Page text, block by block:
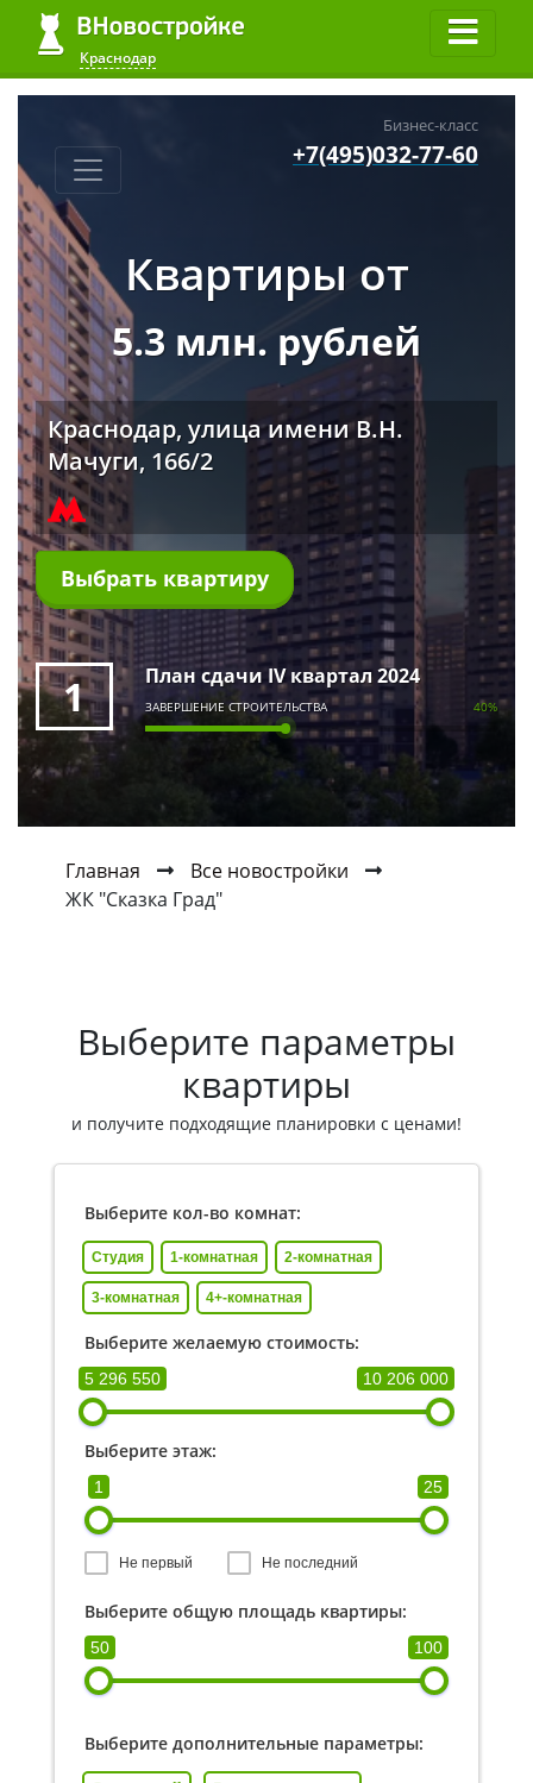
Краснодар
Бизнес-класс
+7(495)032-77-60
Квартиры от
5.3 млн. рублей
Краснодар, улица имени В.Н.
Мачуги, 166/2
Выбрать квартиру
1 План сдачи IV квартал 2024
ЗАВЕРШЕНИЕ СТРОИТЕЛЬСТВА 40%
Главная
Все новостройки
ЖК "Сказка Град"
Выберите параметры
квартиры
и получите подходящие планировки с ценами!
Выберите кол-во комнат:
Студия 1-комнатная 2-комнатная
3-комнатная 4+-комнатная
Выберите желаемую стоимость:
5 296 550 10 206 000
Выберите этаж:
1 25
Не первый Не последний
Выберите общую площадь квартиры:
50 100
Выберите дополнительные параметры: